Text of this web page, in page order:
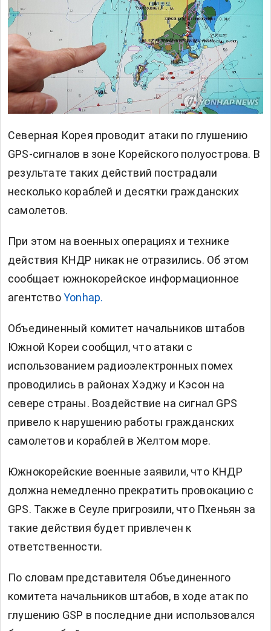
Северная Корея проводит атаки по глушению
GPS-сигналов в зоне Корейского полуострова. В
результате таких действий пострадали
несколько кораблей и десятки гражданских
самолетов.
При этом на военных операциях и технике
действия КНДР никак не отразились. Об этом
сообщает южнокорейское информационное
агентствоYonhap.
Объединенный комитет начальников штабов
Южной Кореи сообщил, что атаки с
использованием радиоэлектронных помех
проводились в районах Хэджу и Кэсон на
севере страны. Воздействие на сигнал GPS
привело к нарушению работы гражданских
самолетов и кораблей в Желтом море.
Южнокорейские военные заявили, что КНДР
должна немедленно прекратить провокацию с
GPS. Также в Сеуле пригрозили, что Пхеньян за
такие действия будет привлечен к
ответственности.
По словам представителя Объединенного
комитета начальников штабов, в ходе атак по
глушению GSP в последние дни использовался